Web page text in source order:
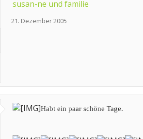
susan-ne und familie
21. Dezember 2005
Habt ein paar schöne Tage.